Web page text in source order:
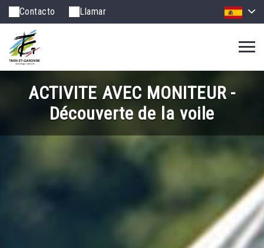
Contacto Llamar
ACTIVITE AVEC MONITEUR -
Découverte de la voile